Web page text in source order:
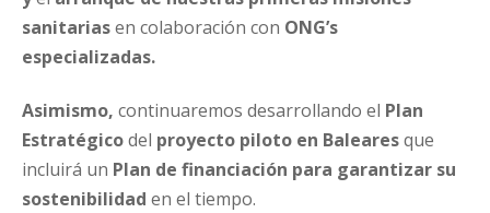
sanitariasen colaboración con ONG’s
especializadas.
Asimismo, continuaremos desarrollando el Plan
Estratégicodel proyecto piloto en Balearesque
incluirá un Plan de financiación para garantizar su
sostenibilidad en el tiempo.